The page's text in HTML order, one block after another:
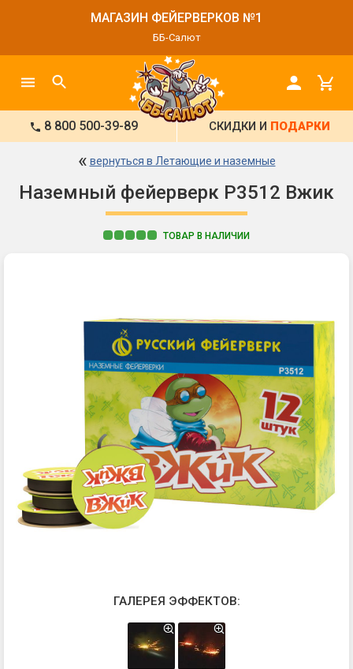
МАГАЗИН ФЕЙЕРВЕРКОВ №1
ББ-Салют
8 800 500-39-89 СКИДКИ И ПОДАРКИ
« вернуться в Летающие и наземные
Наземный фейерверк Р3512 Вжик
ТОВАР В НАЛИЧИИ
ГАЛЕРЕЯ ЭФФЕКТОВ: